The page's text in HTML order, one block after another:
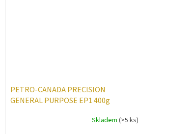
PETRO-CANADA PRECISION
GENERAL PURPOSE EP1 400g
Skladem (>5 ks)